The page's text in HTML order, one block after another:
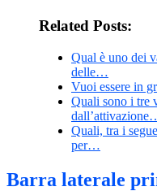
Related Posts:
Qual è uno dei
delle…
Vuoi essere in
Quali sono i tre
Quali, tra i
per…
Barra laterale